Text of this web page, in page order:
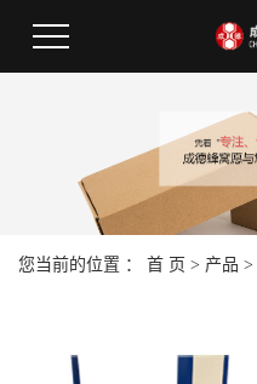
您当前的位置 ： 首 页 > 产品 >